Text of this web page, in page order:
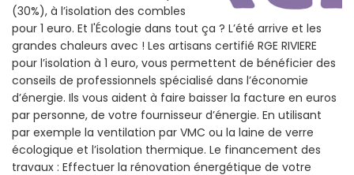
(30%), à l’isolation des combles
pour 1 euro. Et l'Écologie dans tout ça ? L’été arrive et les
grandes chaleurs avec ! Les artisans certifié RGE RIVIERE
pour l’isolation à 1 euro, vous permettent de bénéficier des
conseils de professionnels spécialisé dans l’économie
d’énergie. Ils vous aident à faire baisser la facture en euros
par personne, de votre fournisseur d’énergie. En utilisant
par exemple la ventilation par VMC ou la laine de verre
écologique et l’isolation thermique. Le financement des
travaux : Effectuer la rénovation énergétique de votre